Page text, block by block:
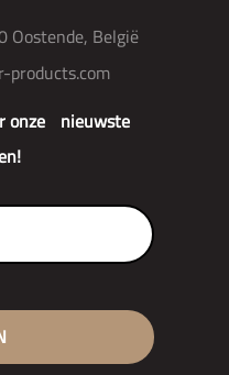
onze nieuwste
Oostende, België
products.com